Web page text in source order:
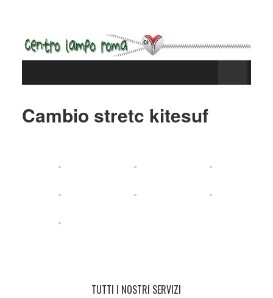
Cambio stretc kitesuf
TUTTI I NOSTRI SERVIZI